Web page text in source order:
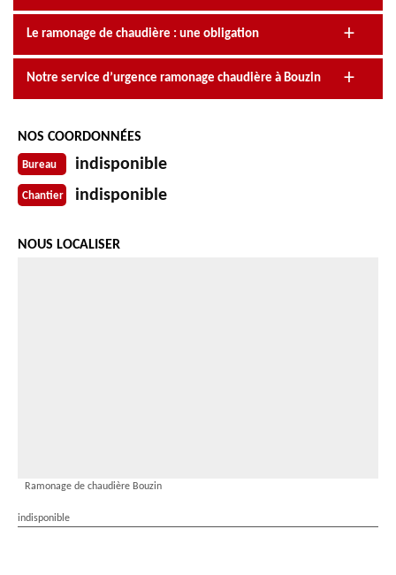
Le ramonage de chaudière : une obligation
Notre service d’urgence ramonage chaudière à Bouzin
NOS COORDONNÉES
Bureau indisponible
Chantier indisponible
NOUS LOCALISER
Ramonage de chaudière Bouzin
indisponible